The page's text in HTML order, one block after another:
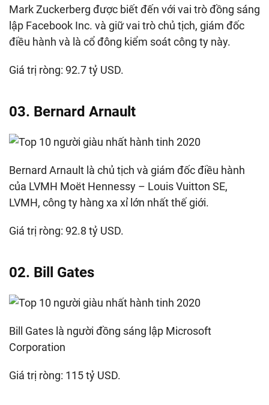
Mark Zuckerberg được biết đến với vai trò đồng sáng
lập Facebook Inc. và giữ vai trò chủ tịch, giám đốc
điều hành và là cổ đông kiểm soát công ty này.
Giá trị ròng: 92.7 tỷ USD.
03. Bernard Arnault
Bernard Arnault là chủ tịch và giám đốc điều hành
của LVMH Moët Hennessy – Louis Vuitton SE,
LVMH, công ty hàng xa xỉ lớn nhất thế giới.
Giá trị ròng: 92.8 tỷ USD.
02. Bill Gates
Bill Gates là người đồng sáng lập Microsoft
Corporation
Giá trị ròng: 115 tỷ USD.